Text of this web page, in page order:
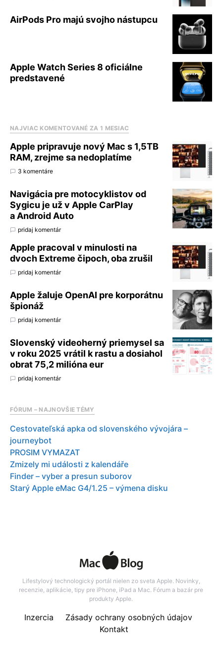
AirPods Pro majú svojho nástupcu
Apple Watch Series 8 oficiálne
predstavené
NAJVIAC KOMENTOVANÉ ZA 1 MESIAC
Apple pripravuje nový Mac s 1,5TB
RAM, zrejme sa nedoplatíme
3 komentáre
Navigácia pre motocyklistov od
Sygicu je už v Apple CarPlay
a Android Auto
pridaj komentár
Apple pracoval v minulosti na
dvoch Extreme čipoch, oba zrušil
pridaj komentár
Apple žaluje OpenAI pre korporátnu
špionáž
pridaj komentár
Slovenský videoherný priemysel sa
v roku 2025 vrátil k rastu a dosiahol
obrat 75,2 milióna eur
pridaj komentár
FÓRUM – NAJNOVŠIE TÉMY
Cestovateľská apka od slovenského vývojára –
journeybot
PROSIM VYMAZAT
Zmizely mi události z kalendáře
Finder – vyber a presun suborov
Starý Apple eMac G4/1.25 – výmena disku
Lifestylový technologický portál nielen zo sveta Apple. Novinky,
recenzie, aplikácie, tipy pre iPhone, iPad a Mac. Fórum a bazár pre
produkty Apple.
Inzercia
Zásady ochrany osobných údajov
Kontakt